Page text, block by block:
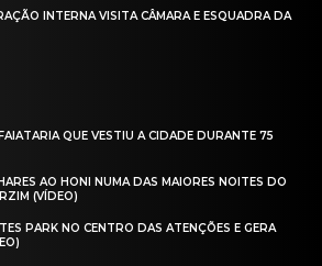
INTERNA VISITA CÂMARA E ESQUADRA DA
QUE VESTIU A CIDADE DURANTE 75
AO HONI NUMA DAS MAIORES NOITES DO
(VÍDEO)
PARK NO CENTRO DAS ATENÇÕES E GERA